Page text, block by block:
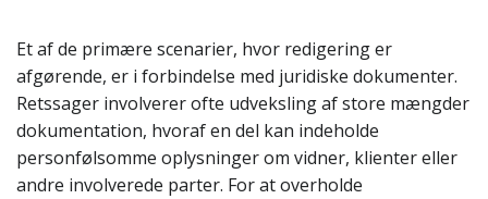
Et af de primære scenarier, hvor redigering er
afgørende, er i forbindelse med juridiske dokumenter.
Retssager involverer ofte udveksling af store mængder
dokumentation, hvoraf en del kan indeholde
personfølsomme oplysninger om vidner, klienter eller
andre involverede parter. For at overholde